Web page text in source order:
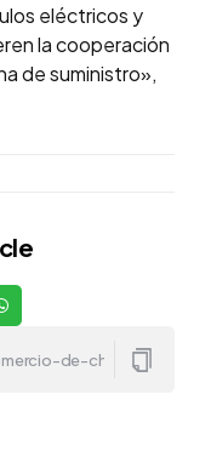
eléctricos y
la cooperación
de suministro»,